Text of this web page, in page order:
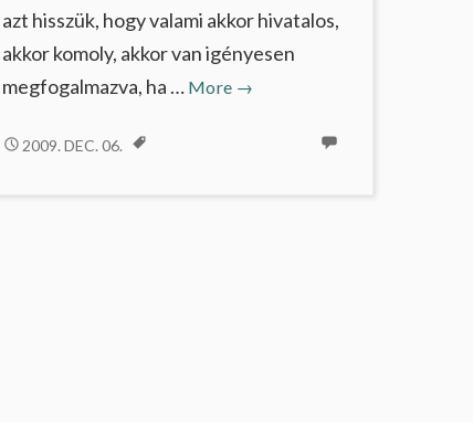
azt hisszük, hogy valami akkor hivatalos,
akkor komoly, akkor van igényesen
megfogalmazva, ha … More
Követési
→
KÖVETÉSI
2009. DEC. 06.